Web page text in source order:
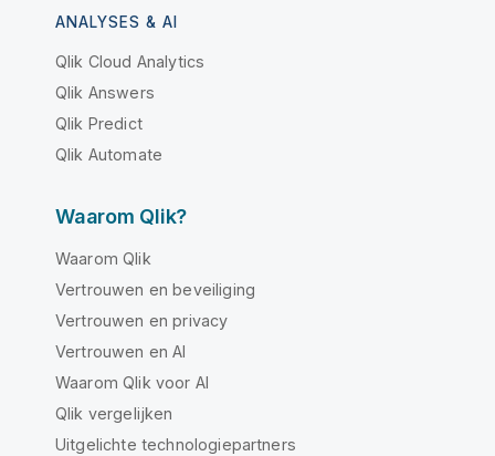
ANALYSES & AI
Qlik Cloud Analytics
Qlik Answers
Qlik Predict
Qlik Automate
Waarom Qlik?
Waarom Qlik
Vertrouwen en beveiliging
Vertrouwen en privacy
Vertrouwen en AI
Waarom Qlik voor AI
Qlik vergelijken
Uitgelichte technologiepartners